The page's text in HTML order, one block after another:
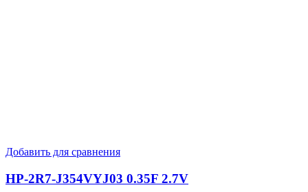
Добавить для сравнения
HP-2R7-J354VYJ03 0.35F 2.7V